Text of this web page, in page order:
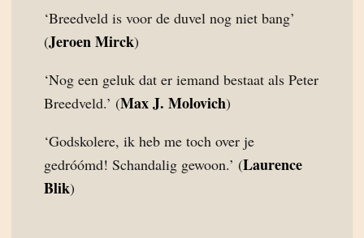
‘Breedveld is voor de duvel nog niet bang’
(Jeroen Mirck)
‘Nog een geluk dat er iemand bestaat als Peter
Breedveld.’ (Max J. Molovich)
‘Godskolere, ik heb me toch over je
gedróómd! Schandalig gewoon.’ (Laurence
Blik)